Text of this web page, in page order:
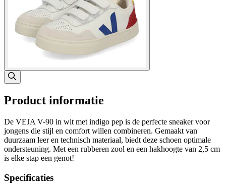
Product informatie
De VEJA V-90 in wit met indigo pep is de perfecte sneaker voor
jongens die stijl en comfort willen combineren. Gemaakt van
duurzaam leer en technisch materiaal, biedt deze schoen optimale
ondersteuning. Met een rubberen zool en een hakhoogte van 2,5 cm
is elke stap een genot!
Specificaties